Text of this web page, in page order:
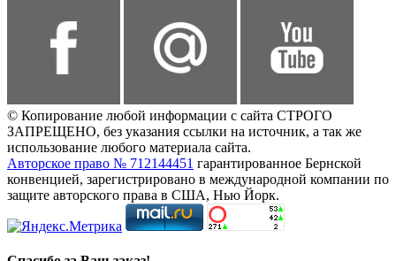
© Копирование любой информации с сайта СТРОГО
ЗАПРЕЩЕНО, без указания ссылки на источник, а так же
использование любого материала сайта.
Авторское право № 712144451 гарантированное Бернской
конвенцией, зарегистрировано в международной компании по
защите авторского права в США, Нью Йорк.